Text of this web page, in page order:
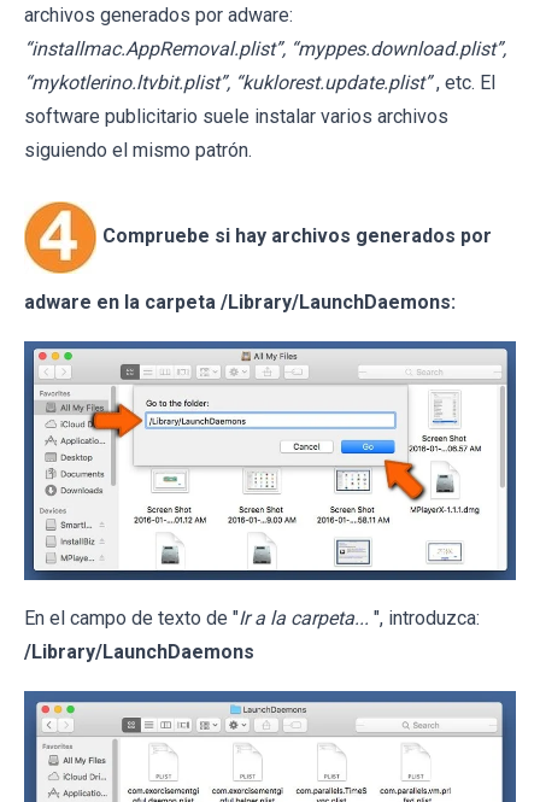
archivos generados por adware:
“installmac.AppRemoval.plist”, “myppes.download.plist”,
“mykotlerino.ltvbit.plist”, “kuklorest.update.plist” , etc. El
software publicitario suele instalar varios archivos
siguiendo el mismo patrón.
Compruebe si hay archivos generados por
adware en la carpeta /Library/LaunchDaemons:
En el campo de texto de "Ir a la carpeta... ", introduzca:
/Library/LaunchDaemons